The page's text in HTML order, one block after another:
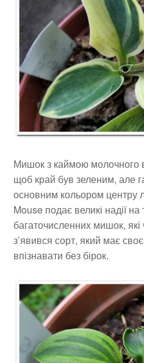
Мишок з каймою молочного
щоб край був зеленим, але
основним кольором центру
Mouse подає великі надії
багаточисленних мишок,
з’явився сорт, який має
впізнавати без бірок.